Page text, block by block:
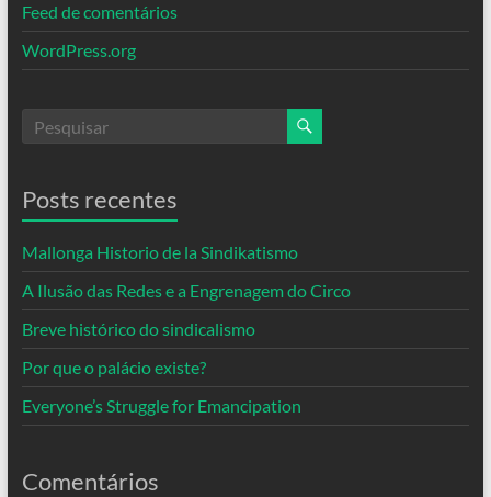
Feed de comentários
WordPress.org
Posts recentes
Mallonga Historio de la Sindikatismo
A Ilusão das Redes e a Engrenagem do Circo
Breve histórico do sindicalismo
Por que o palácio existe?
Everyone’s Struggle for Emancipation
Comentários